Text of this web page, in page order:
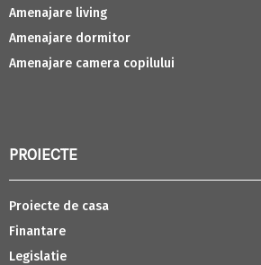
Amenajare living
Amenajare dormitor
Amenajare camera copilului
PROIECTE
Proiecte de casa
Finantare
Legislatie